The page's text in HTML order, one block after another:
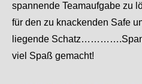
spannende Teamaufgabe zu
für den zu knackenden Safe
liegende
viel Spaß gemacht!